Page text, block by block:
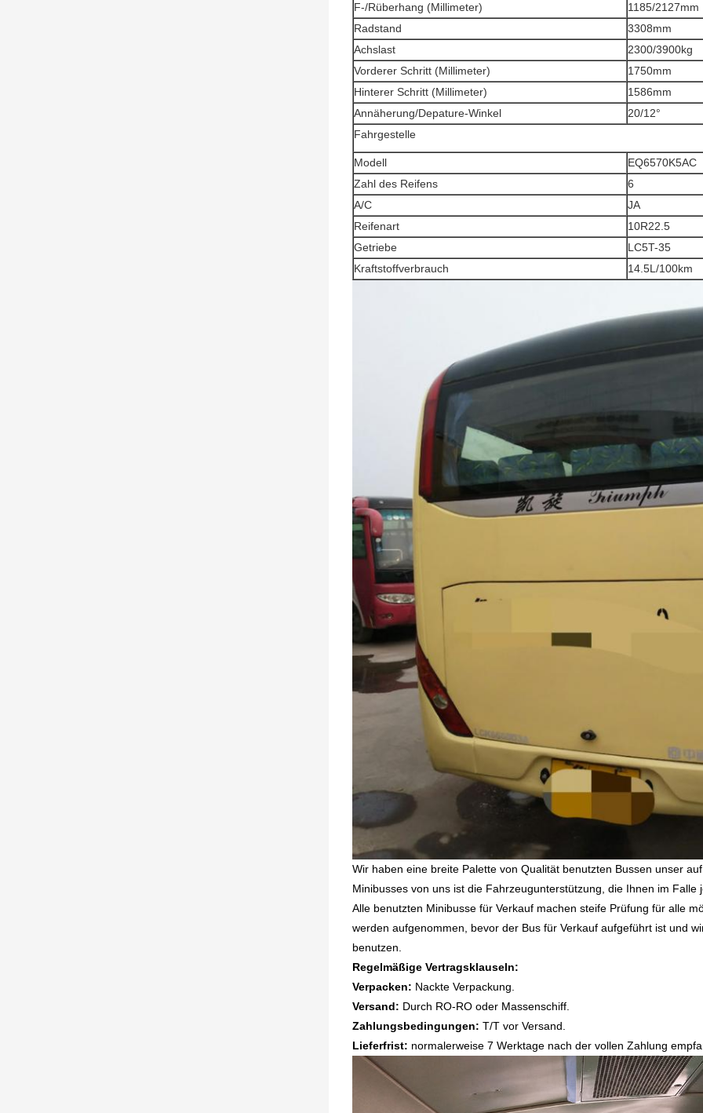
F-/Rüberhang (Millimeter)
1185/2127mm
Radstand
3308mm
Achslast
2300/3900kg
Vorderer Schritt (Millimeter)
1750mm
Hinterer Schritt (Millimeter)
1586mm
Annäherung/Depature-Winkel
20/12°
Fahrgestelle
Modell
EQ6570K5AC
Zahl des Reifens
6
A/C
JA
Reifenart
10R22.5
Getriebe
LC5T-35
Kraftstoffverbrauch
14.5L/100km
Wir haben eine breite Palette von Qualität benutzten Bussen unser
Minibusses von uns ist die Fahrzeugunterstützung, die Ihnen im
Alle benutzten Minibusse für Verkauf machen steife Prüfung für alle
werden aufgenommen, bevor der Bus für Verkauf aufgeführt ist und
benutzen.
Regelmäßige Vertragsklauseln:
Verpacken: Nackte Verpackung.
Versand: Durch RO-RO oder Massenschiff.
Zahlungsbedingungen: T/T vor Versand.
Lieferfrist: normalerweise 7 Werktage nach der vollen Zahlung
FORTSETZEN